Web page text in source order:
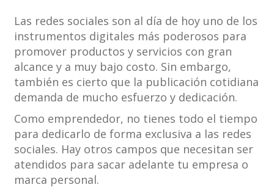
Las redes sociales son al día de hoy uno de los
instrumentos digitales más poderosos para
promover productos y servicios con gran
alcance y a muy bajo costo. Sin embargo,
también es cierto que la publicación cotidiana
demanda de mucho esfuerzo y dedicación.
Como emprendedor, no tienes todo el tiempo
para dedicarlo de forma exclusiva a las redes
sociales. Hay otros campos que necesitan ser
atendidos para sacar adelante tu empresa o
marca personal.